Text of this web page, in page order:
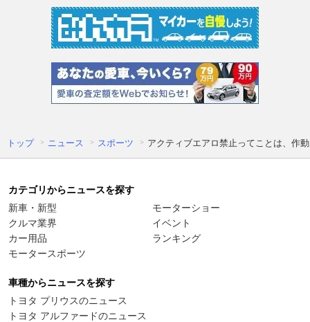
トップ ニュース スポーツ アクティブエアロ禁止ってことは、
カテゴリからニュースを探す
新車・新型
クルマ業界
カー用品
モータースポーツ
モーターショー
イベント
ランキング
車種からニュースを探す
トヨタ プリウスのニュース
トヨタ アルファードのニュース